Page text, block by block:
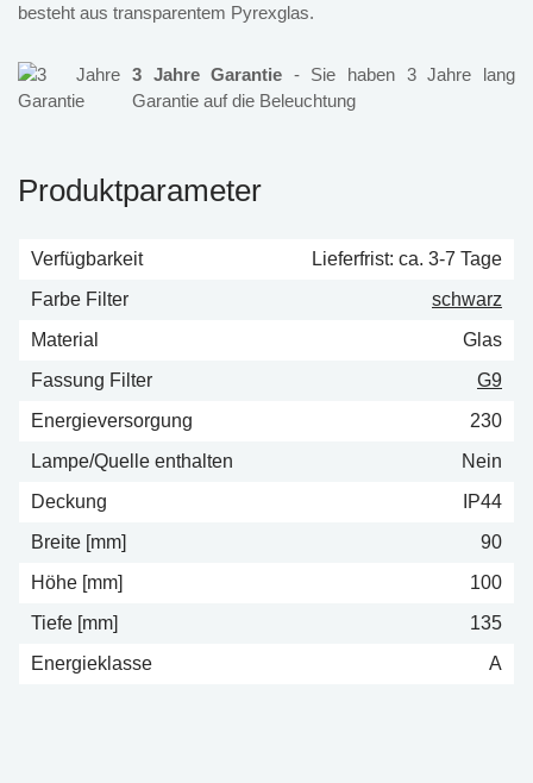
besteht aus transparentem Pyrexglas.
3 Jahre Garantie - Sie haben 3 Jahre lang
Garantie auf die Beleuchtung
Produktparameter
Verfügbarkeit
Lieferfrist: ca. 3-7 Tage
Farbe Filter
schwarz
Material
Glas
Fassung Filter
G9
Energieversorgung
230
Lampe/Quelle enthalten
Nein
Deckung
IP44
Breite [mm]
90
Höhe [mm]
100
Tiefe [mm]
135
Energieklasse
A